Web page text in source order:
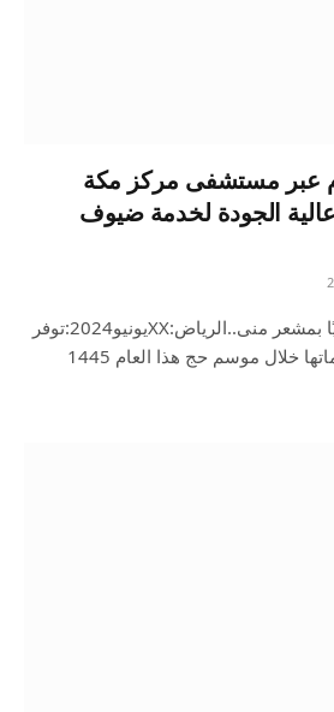
عبر مستشفى مركز مكة
الجودة لخدمة ضيوف
– من خلال 15 مركزًا طبيًا بمشعر منى..الرياض:XXيونيو2024:توفر
شركة «دله الصحية» خدماتها خلال موسم حج هذا العام 1445